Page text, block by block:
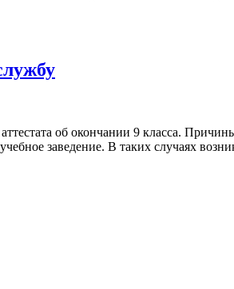
об окончании 9 класса.
заведение. В таких случаях